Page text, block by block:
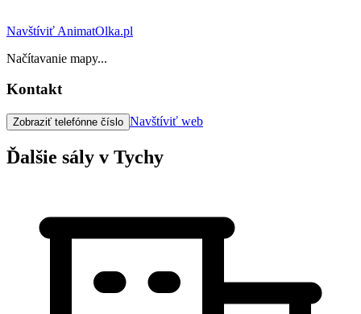
Navštíviť AnimatOlka.pl
Načítavanie mapy...
Kontakt
Zobraziť telefónne číslo Navštíviť web
Ďalšie sály v Tychy